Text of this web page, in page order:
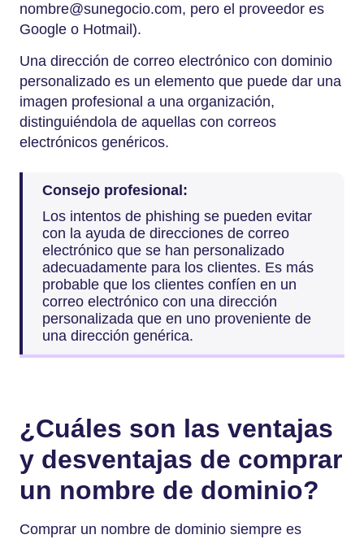
nombre@sunegocio.com, pero el proveedor es
Google o Hotmail).
Una dirección de correo electrónico con dominio
personalizado es un elemento que puede dar una
imagen profesional a una organización,
distinguiéndola de aquellas con correos
electrónicos genéricos.
Consejo profesional:
Los intentos de phishing se pueden evitar
con la ayuda de direcciones de correo
electrónico que se han personalizado
adecuadamente para los clientes. Es más
probable que los clientes confíen en un
correo electrónico con una dirección
personalizada que en uno proveniente de
una dirección genérica.
¿Cuáles son las ventajas
y desventajas de comprar
un nombre de dominio?
Comprar un nombre de dominio siempre es